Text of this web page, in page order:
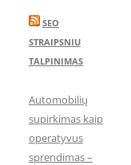
SEO
STRAIPSNIU
TALPINIMAS
Automobilių
supirkimas kaip
operatyvus
sprendimas –